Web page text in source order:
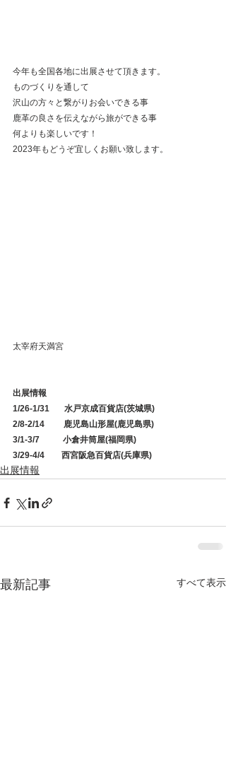
今年も全国各地に出展させて頂きます。
ものづくりを通して
沢山の方々と繋がりお会いできる事
鹿革の良さを伝えながら旅ができる事
何よりも楽しいです！
2023年もどうぞ宜しくお願い致します。
太宰府天満宮
出展情報
1/26-1/31       水戸京成百貨店(茨城県)
2/8-2/14         鹿児島山形屋(鹿児島県)
3/1-3/7           小倉井筒屋(福岡県)
3/29-4/4        西宮阪急百貨店(兵庫県)
出展情報
最新記事 すべて表示